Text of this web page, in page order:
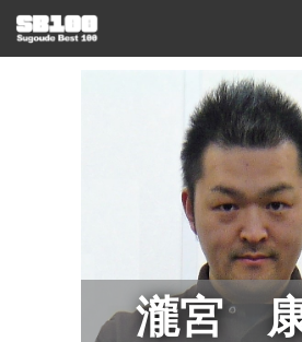
瀧宮